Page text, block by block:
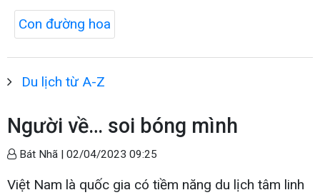
Con đường hoa
Du lịch từ A-Z
Người về… soi bóng mình
Bát Nhã | 02/04/2023 09:25
Việt Nam là quốc gia có tiềm năng du lịch tâm linh